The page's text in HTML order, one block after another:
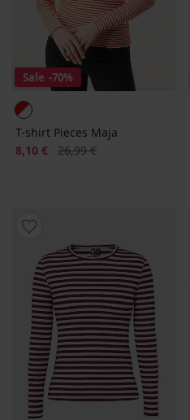
Sale -70%
T-shirt Pieces Maja
Korting
8,10 € Oorspronkelijke prijs
26,99 €